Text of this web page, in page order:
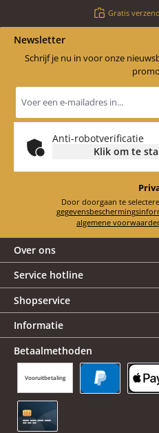
Gratis
Newsletter
Schrijf je nu in voor onze
mailadres
Anti-robotverificatie
Klik om te
algemene
Over ons
Service hotline
Shopservice
Informatie
Betaalmethoden
Vooruitbetaling